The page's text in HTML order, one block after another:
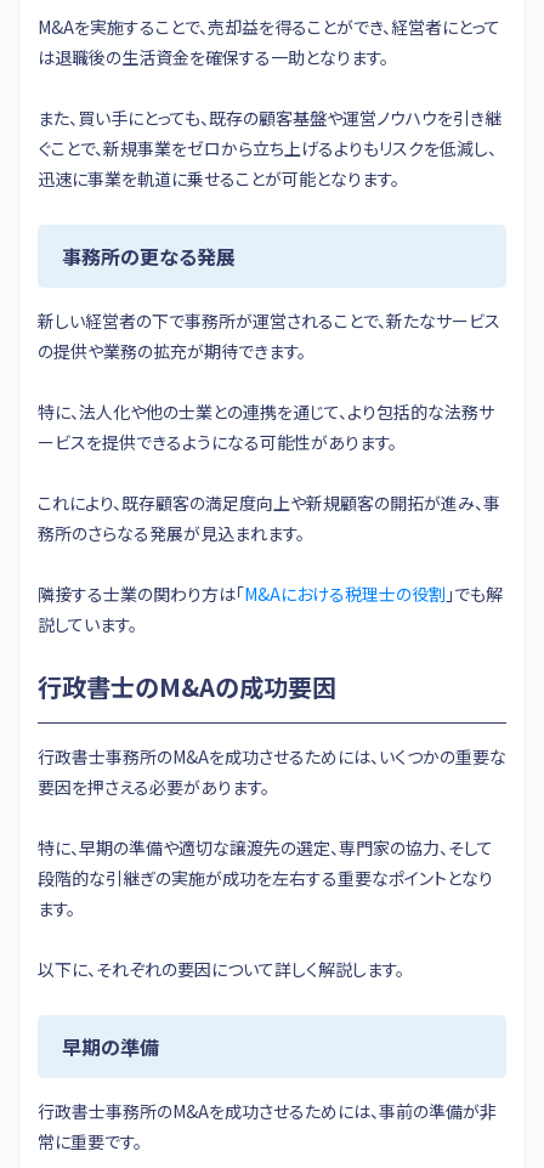
M&Aを実施することで、売却益を得ることができ、経営者にとって
は退職後の生活資金を確保する一助となります。
また、買い手にとっても、既存の顧客基盤や運営ノウハウを引き継
ぐことで、新規事業をゼロから立ち上げるよりもリスクを低減し、
迅速に事業を軌道に乗せることが可能となります。
事務所の更なる発展
新しい経営者の下で事務所が運営されることで、新たなサービス
の提供や業務の拡充が期待できます。
特に、法人化や他の士業との連携を通じて、より包括的な法務サ
ービスを提供できるようになる可能性があります。
これにより、既存顧客の満足度向上や新規顧客の開拓が進み、事
務所のさらなる発展が見込まれます。
隣接する士業の関わり方は「M&Aにおける税理士の役割 」でも解
説しています。
行政書士のM&Aの成功要因
行政書士事務所のM&Aを成功させるためには、いくつかの重要な
要因を押さえる必要があります。
特に、早期の準備や適切な譲渡先の選定、専門家の協力、そして
段階的な引継ぎの実施が成功を左右する重要なポイントとなり
ます。
以下に、それぞれの要因について詳しく解説します。
早期の準備
行政書士事務所のM&Aを成功させるためには、事前の準備が非
常に重要です。